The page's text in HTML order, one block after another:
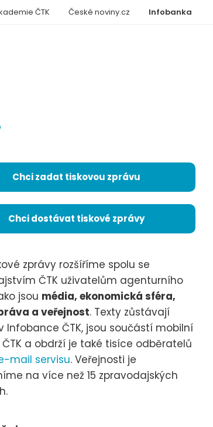
Infobanka
ČTK České noviny.cz
Chci zadat tiskovou zprávu
Chci dostávat tiskové zprávy
zprávy rozšíříme spolu se
ČTK uživatelům agenturního
jsou média, ekonomická sféra,
a veřejnost. Texty zůstávají
Infobance ČTK, jsou součástí mobilní
a obdrží je také tisíce odběratelů
mail servisu. Veřejnosti je
na více než 15 zpravodajských